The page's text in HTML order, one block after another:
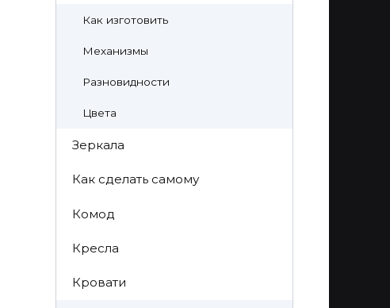
Как изготовить
Механизмы
Разновидности
Цвета
Зеркала
Как сделать самому
Комод
Кресла
Кровати